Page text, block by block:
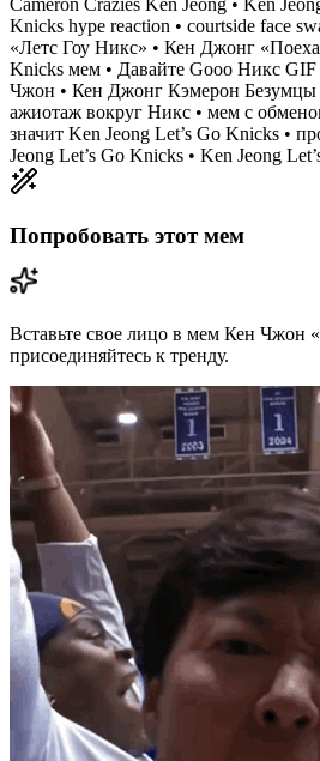
Knicks hype reaction • courtside face
«Летс Гоу Никс» • Кен Джонг
Knicks мем • Давайте Gooo Никс
Чжон • Кен Джонг Кэмерон Безумцы
ажиотаж вокруг Никс • мем с
значит Ken Jeong Let’s Go Knicks •
Jeong Let’s Go Knicks • Ken Jeong
Попробовать этот мем
Вставьте свое лицо в мем Кен Чжон
присоединяйтесь к тренду.